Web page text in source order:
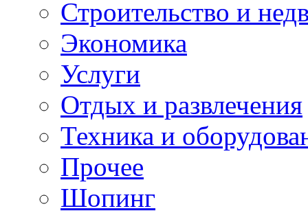
Строительство и
Экономика
Услуги
Отдых и развлечения
Техника и
Прочее
Шопинг